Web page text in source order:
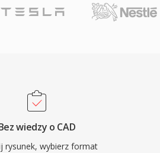
wiedzy o CAD
rysunek, wybierz format